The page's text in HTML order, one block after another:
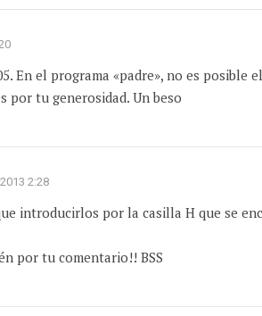
En el programa «padre», no es posible
por tu generosidad. Un beso
2:28
introducirlos por la casilla H que se
por tu comentario!! BSS